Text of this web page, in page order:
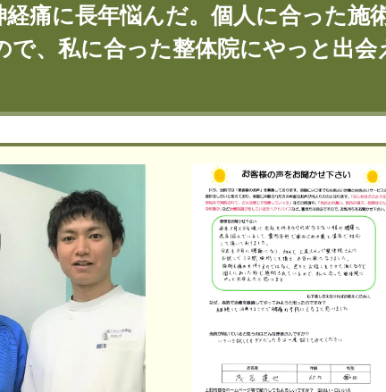
経痛に長年悩んだ。個人に合った施
で、私に合った整体院にやっと出会